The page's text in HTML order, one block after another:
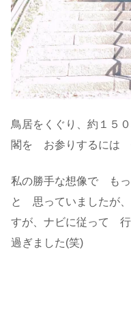
鳥居をくぐり、約１５
閣を お参りするには
私の勝手な想像で も
と 思っていましたが
すが、ナビに従って
過ぎました(笑)